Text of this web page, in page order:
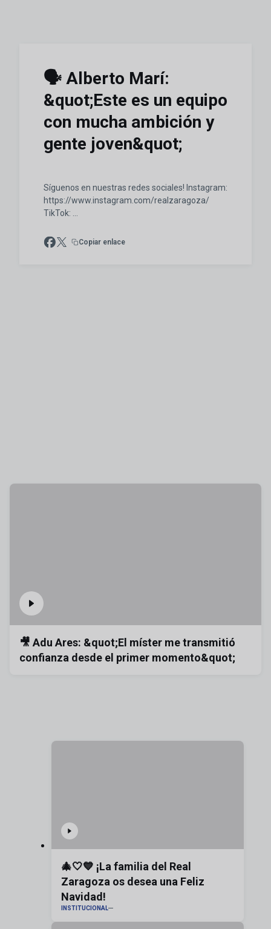
🗣️ Alberto Marí:
&quot;Este es un equipo
con mucha ambición y
gente joven&quot;
Síguenos en nuestras redes sociales! Instagram:
https://www.instagram.com/realzaragoza/
TikTok: ...
Copiar enlace
🎥 Adu Ares: &quot;El míster me transmitió
confianza desde el primer momento&quot;
🎄🤍💙 ¡La familia del Real
Zaragoza os desea una Feliz
Navidad!
INSTITUCIONAL